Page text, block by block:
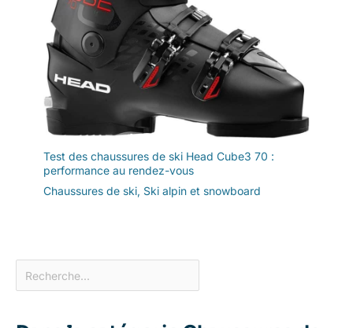
Test des chaussures de ski Head Cube3 70 :
performance au rendez-vous
Chaussures de ski, Ski alpin et snowboard